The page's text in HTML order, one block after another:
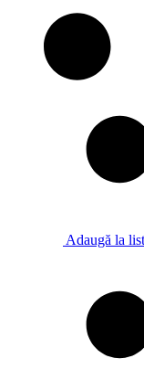
Adaugă la